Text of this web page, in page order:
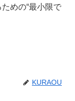
めの“最小限で
KURAOU